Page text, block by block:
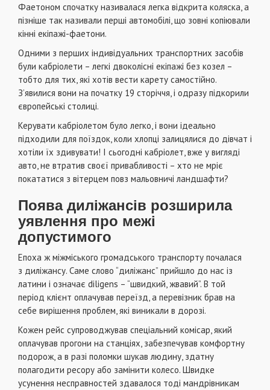
Фаетоном спочатку називалася легка відкрита коляска, а
пізніше так називали перші автомобілі, що зовні копіювали
кінні екіпажі-фаетони.
Одними з перших індивідуальних транспортних засобів
були кабріолети – легкі двоколісні екіпажі без козел –
тобто для тих, які хотів вести карету самостійно.
З’явилися вони на початку 19 сторіччя, і одразу підкорили
європейські столиці.
Керувати кабріолетом було легко, і вони ідеально
підходили для поїздок, коли хлопці залицялися до дівчат і
хотіли їх здивувати! І сьогодні кабріолет, вже у вигляді
авто, не втратив своєї привабливості – хто не мріє
покататися з вітерцем повз мальовничі ландшафти?
Поява диліжансів розширила
уявлення про межі
допустимого
Епоха ж міжміського громадського транспорту почалася
з диліжансу. Саме слово “диліжанс” прийшло до нас із
латини і означає diligens – “швидкий, жвавий”. В той
період клієнт оплачував переїзд, а перевізник брав на
себе вирішення проблем, які виникали в дорозі.
Кожен рейс супроводжував спеціальний комісар, який
оплачував прогони на станціях, забезпечував комфортну
подорож, а в разі поломки шукав людину, здатну
полагодити ресору або замінити колесо. Швидке
усунення несправностей здавалося тоді мандрівникам